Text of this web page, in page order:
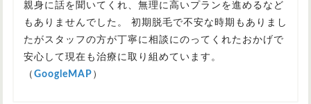
親身に話を聞いてくれ、無理に高いプランを進めるなど
もありませんでした。 初期脱毛で不安な時期もありまし
たがスタッフの方が丁寧に相談にのってくれたおかげで
安心して現在も治療に取り組めています。
（ GoogleMAP ）